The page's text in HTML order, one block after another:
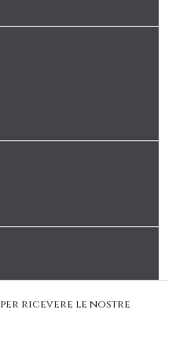
ricevere le nostre